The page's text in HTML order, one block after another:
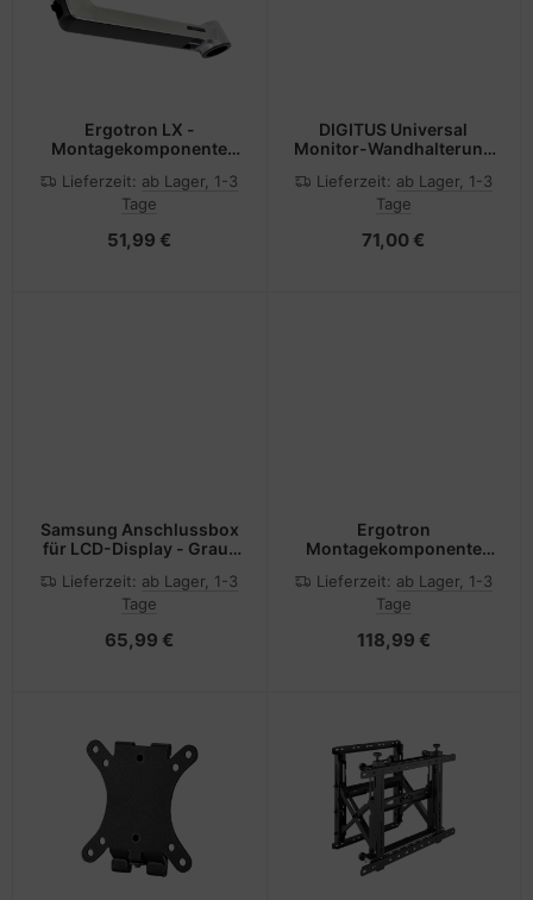
Ergotron LX -
Montagekomponente
Verlängerungsarm)
Lieferzeit: ab Lager, 1-3
Tage
51,99 €
DIGITUS Universal
Monitor-Wandhalterung
Schwenkarm
Lieferzeit: ab Lager, 1-3
Tage
71,00 €
Samsung Anschlussbox
für LCD-Display - Grau-
Lieferzeit: ab Lager, 1-3
Tage
65,99 €
Ergotron
Montagekomponente
Wandschiene 34")
Lieferzeit: ab Lager, 1-3
Tage
118,99 €